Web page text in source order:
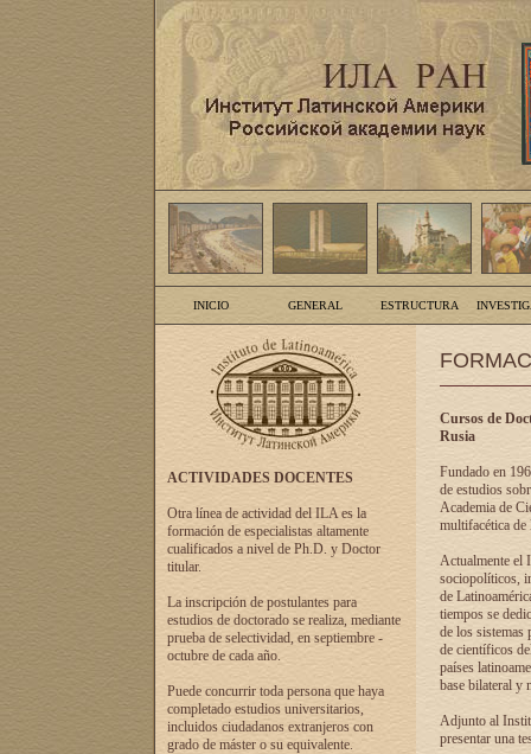
INICIO GENERAL ESTRUCTURA
ACTIVIDADES DOCENTES
Otra línea de actividad del ILA es la
formación de especialistas altamente
cualificados a nivel de Ph.D. y Doctor
titular.
La inscripción de postulantes para
estudios de doctorado se realiza, mediante
prueba de selectividad, en septiembre -
octubre de cada año.
Puede concurrir toda persona que haya
completado estudios universitarios,
incluidos ciudadanos extranjeros con
grado de máster o su equivalente.
Cursos de
Rusia
Fundado en
de estudios
Academia de
multifacética de
Actualmente el
sociopolíticos,
de
tiempos se
de los sistemas
de científicos
países
base bilateral y
Adjunto al
presentar una